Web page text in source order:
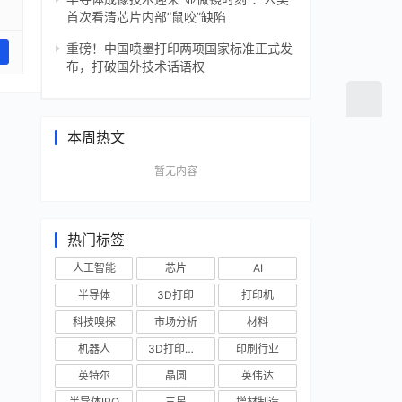
首次看清芯片内部“鼠咬”缺陷
重磅！中国喷墨打印两项国家标准正式发
布，打破国外技术话语权
本周热文
暂无内容
热门标签
人工智能 芯片
AI
半导体
3D打印
打印机
科技嗅探
市场分析
材料
机器人
3D打印技术
印刷行业
英特尔
晶圆
英伟达